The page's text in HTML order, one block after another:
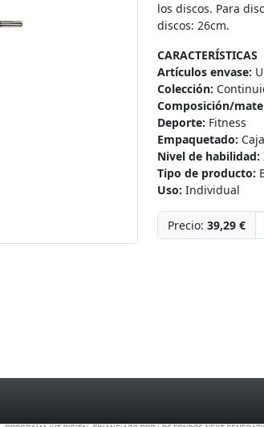
los discos. Para
discos: 26cm.
CARACTERÍSTICAS
Artículos envase:
Colección:
Composición/
Deporte: Fitness
Empaquetado: Caja
Nivel de habilidad:
Tipo de producto:
Uso: Individual
Precio: 39,29 €